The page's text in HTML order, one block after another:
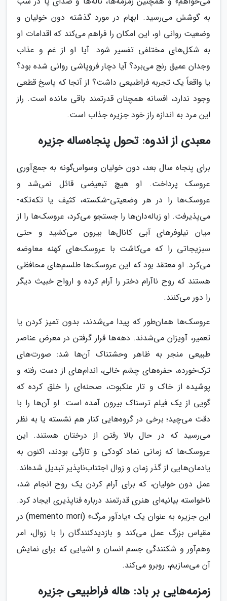
به گوشش می‌رسید. ابهام در مورد گذشته دون خولیان و
وضعیت روانی او، این امکان را فراهم می‌کند که اقدامات او
به شکل‌های مختلفی تفسیر شود. آیا او از غم و عذاب
وجدان عمیق رنج می‌برد؟ آیا دچار فروپاشی روانی شده بود؟
یا واقعاً یک تجربه فراطبیعی داشت؟ از آنجا که پاسخ قطعی
وجود ندارد، افسانه همچنان قدرتمند باقی مانده است. راز
این مرد به اندازه راز خود جزیره جذاب است.
معبدی از اندوه: تحول پنجاه‌ساله جزیره
برای پنجاه سال بعد، دون خولیان وسواس‌گونه به جمع‌آوری
عروسک پرداخت. او هیچ تبعیضی قائل نمی‌شد و
عروسک‌ها را در هر وضعیتی-شکسته، کثیف یا تکه‌تکه-
می‌پذیرفت. او زباله‌دان‌ها را جستجو می‌کرد، عروسک‌ها را از
میان نیلوفرهای آبی کانال‌ها بیرون می‌کشید و حتی
سبزیجاتی را که می‌کاشت با عروسک‌های کهنه معاوضه
می‌کرد. او معتقد بود که این عروسک‌ها طلسم‌های محافظی
هستند که روح ناآرام دختر را آرام کرده و ارواح خبیث دیگر
را دور می‌کنند.
عروسک‌ها همان‌طور که پیدا می‌شدند، بدون تمیز کردن یا
تعمیر، آویزان می‌شدند. دهه‌ها قرار گرفتن در معرض عناصر
طبیعی منجر به ظاهر وحشتناک آن‌ها شد: صورت‌های
ترک‌خورده، حفره‌های چشم خالی، اندام‌های از دست رفته و
پوشیده از خاک و تار عنکبوت، صحنه‌ای را خلق کرده که
گویی از یک فیلم ترسناک بیرون آمده است. او آن‌ها را با
دقت می‌چید؛ برخی در گروه‌هایی کنار هم نشسته یا به نظر
می‌رسید که در حال بالا رفتن از درختان هستند. این
عروسک‌ها که زمانی نماد کودکی و تازگی بودند، اکنون به
یادمان‌هایی از گذر زمان و زوال اجتناب‌ناپذیر تبدیل شده‌اند.
عمل دون خولیان، که برای آرام کردن یک روح انجام شد،
ناخواسته بیانیه‌ای هنری قدرتمند درباره فناپذیری ایجاد کرد.
این جزیره به عنوان یک «یادآور مرگ» (memento mori) در
مقیاس بزرگ عمل می‌کند و بازدیدکنندگان را با زوال، امر
وهم‌آور و شکنندگی جسم انسان و اشیایی که برای نمایش
آن می‌سازیم، روبرو می‌کند.
زمزمه‌هایی بر باد: هاله فراطبیعی جزیره